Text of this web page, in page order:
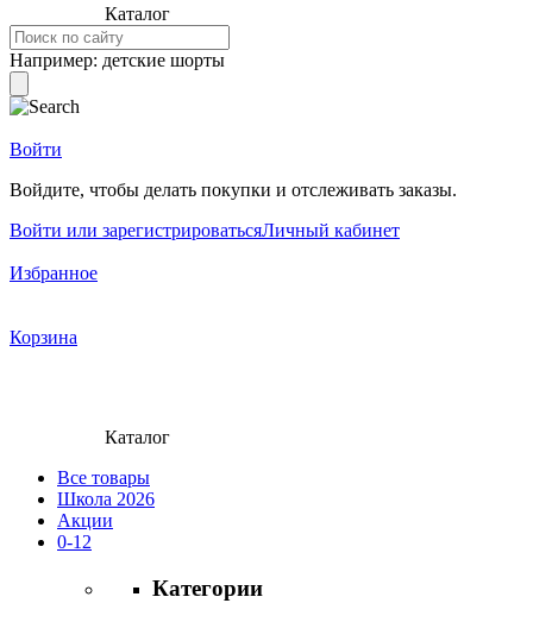
Каталог
Например: детские шорты
Войти
Войдите, чтобы делать покупки и отслеживать заказы.
Войти или зарегистрироватьсяЛичный кабинет
Избранное
Корзина
Каталог
Все товары
Школа 2026
Акции
0-12
Категории